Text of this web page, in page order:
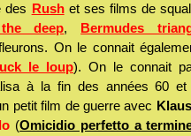
des Rushet ses films de
deep, Bermudes
On le connait
le loup). On le connait
à la fin des années 60
petit film de guerre avec
(Omicidio perfetto a